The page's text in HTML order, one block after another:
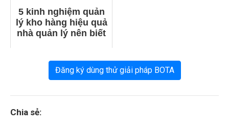
5 kinh nghiệm quản
lý kho hàng hiệu quả
nhà quản lý nên biết
Đăng ký dùng thử giải pháp BOTA
Chia sẻ: